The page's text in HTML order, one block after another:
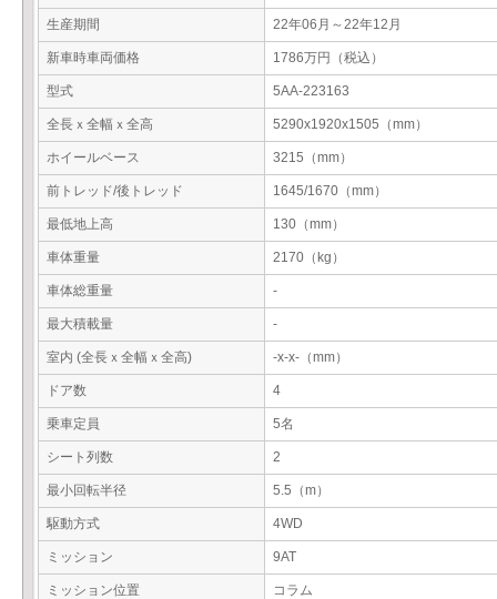
生産期間 22年06月～22年12月
新車時車両価格 1786万円（税込）
型式 5AA-223163
全長ｘ全幅ｘ全高 5290x1920x1505（mm）
ホイールベース 3215（mm）
前トレッド/後トレッド 1645/1670（mm）
最低地上高 130（mm）
車体重量 2170（kg）
車体総重量 -
最大積載量 -
室内 (全長ｘ全幅ｘ全高) -x-x-（mm）
ドア数 4
乗車定員 5名
シート列数 2
最小回転半径 5.5（m）
駆動方式 4WD
ミッション 9AT
ミッション位置 コラム